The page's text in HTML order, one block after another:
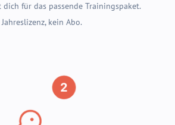
dich für das passende Trainingspaket.
Jahreslizenz, kein Abo.